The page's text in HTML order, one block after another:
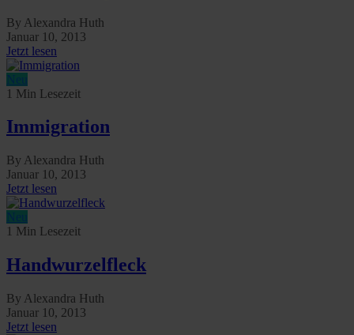
By Alexandra Huth
Januar 10, 2013
Jetzt lesen
1 Min Lesezeit
Immigration
By Alexandra Huth
Januar 10, 2013
Jetzt lesen
1 Min Lesezeit
Handwurzelfleck
By Alexandra Huth
Januar 10, 2013
Jetzt lesen